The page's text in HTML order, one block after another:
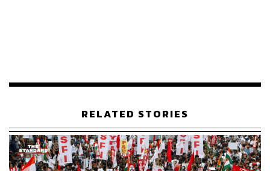
บาลานซ์
เรื่องงาน การเงิน ครอบครัว ทำให้พวกเขาโหยหาความ
สมดุลในชีวิต การดูแลสุขภาพทั้งกายและใจ
นี่จึงเป็นสิ่งสำคัญที่ธุรกิจตอบโจทย์ไลฟ์สไตล์ Millennials เช่น
RELATED STORIES